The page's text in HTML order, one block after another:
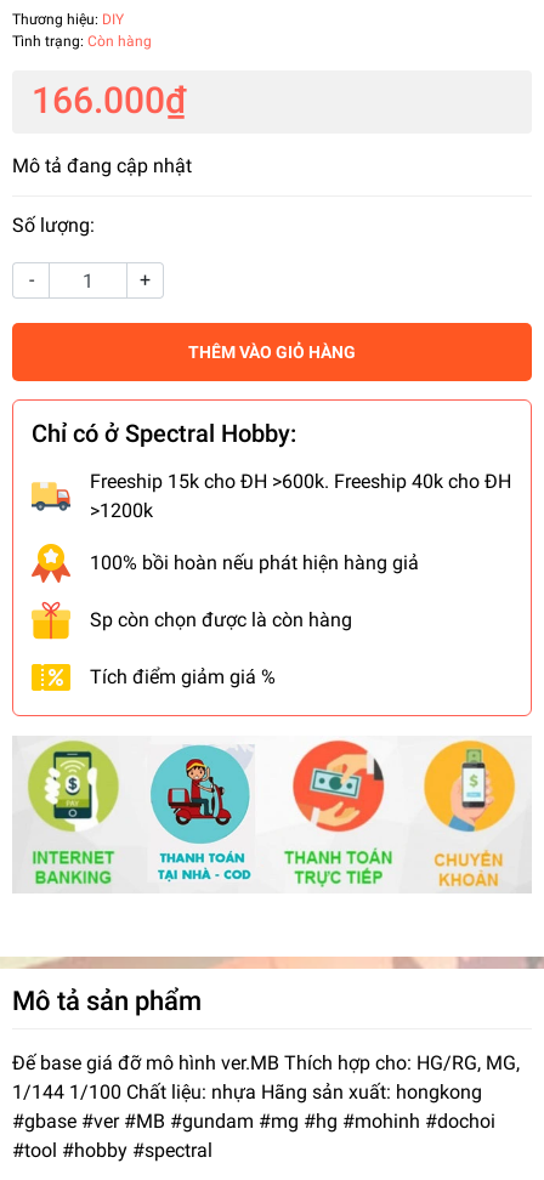
Thương hiệu: DIY
Tình trạng: Còn hàng
166.000₫
Mô tả đang cập nhật
Số lượng:
- +
THÊM VÀO GIỎ HÀNG
Chỉ có ở Spectral Hobby:
Freeship 15k cho ĐH >600k. Freeship 40k cho ĐH
>1200k
100% bồi hoàn nếu phát hiện hàng giả
Sp còn chọn được là còn hàng
Tích điểm giảm giá %
Mô tả sản phẩm
Đế base giá đỡ mô hình ver.MB Thích hợp cho: HG/RG, MG,
1/144 1/100 Chất liệu: nhựa Hãng sản xuất: hongkong
#gbase #ver #MB #gundam #mg #hg #mohinh #dochoi
#tool #hobby #spectral